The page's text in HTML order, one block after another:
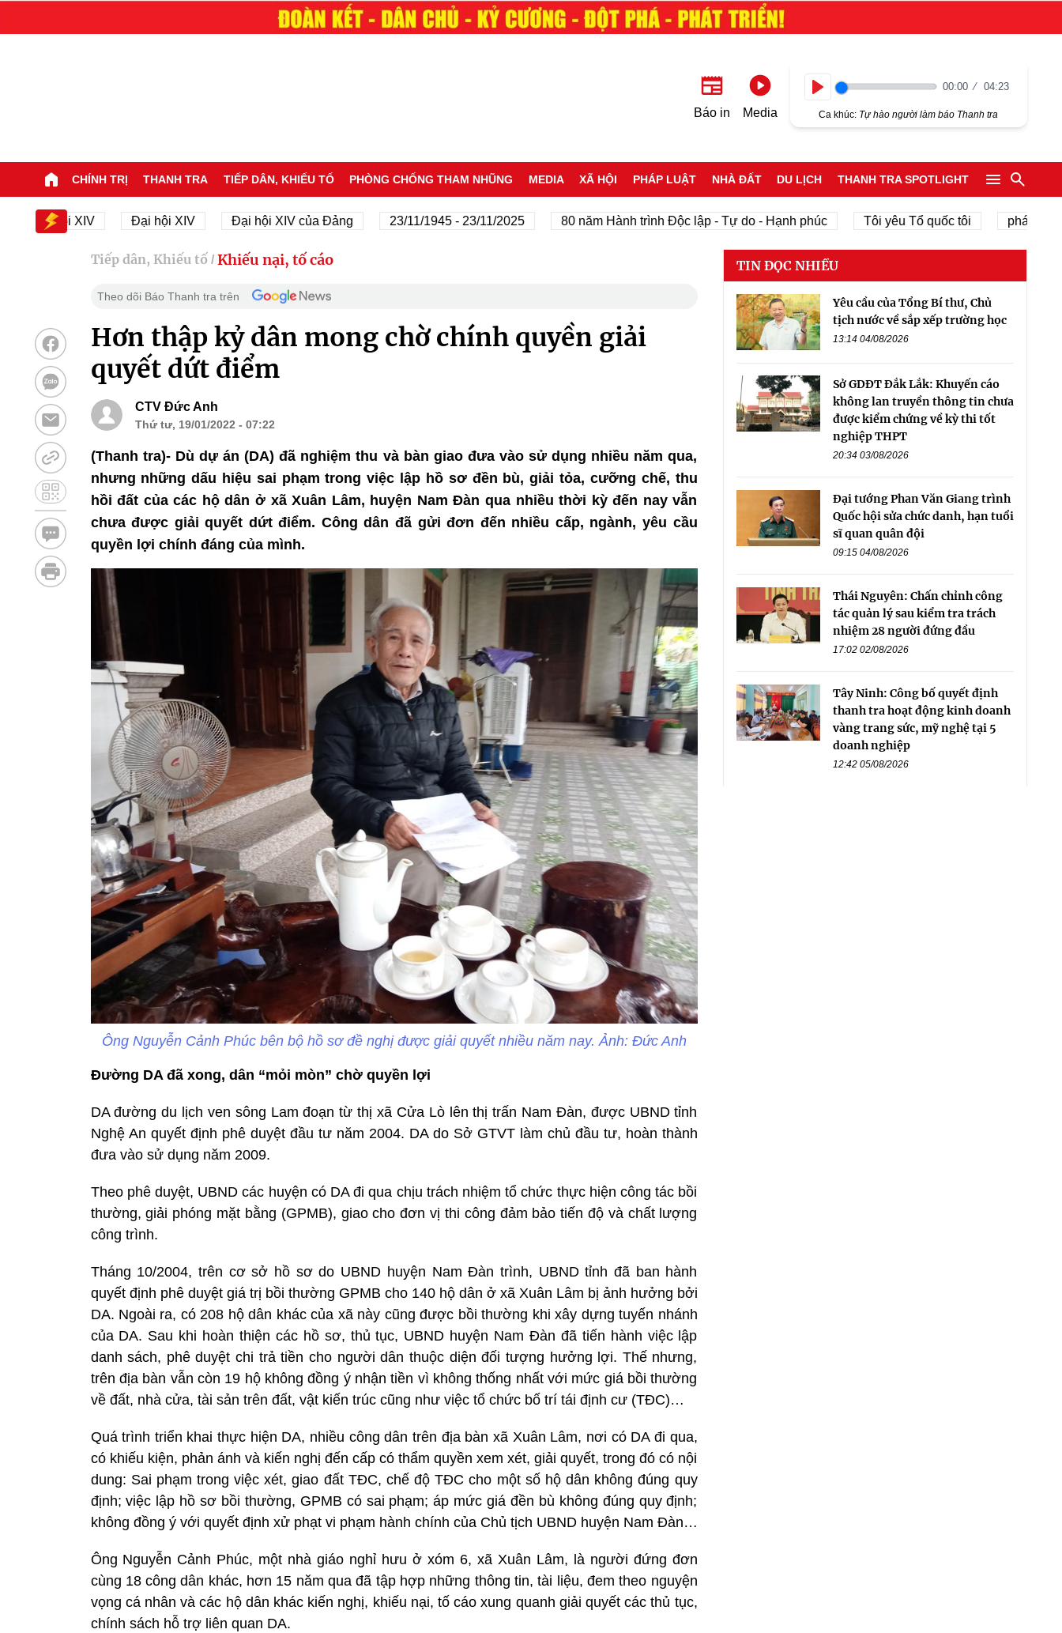
Báo in Media
00:00 04:23
Ca khúc: Tự hào người làm báo Thanh tra
CHÍNH TRỊ THANH TRA TIẾP DÂN, KHIẾU TỐ PHÒNG CHỐNG THAM NHŨNG MEDIA XÃ HỘI PHÁP LUẬT NHÀ ĐẤT DU LỊCH THANH TRA SPOTLIGHT
hội XIV Đại hội XIV Đại hội XIV của Đảng 23/11/1945 - 23/11/2025 80 năm Hành trình Độc lập - Tự do - Hạnh phúc Tôi yêu Tổ quốc tôi phát triển kinh
Tiếp dân, Khiếu tố / Khiếu nại, tố cáo
Theo dõi Báo Thanh tra trên
Hơn thập kỷ dân mong chờ chính quyền giải
quyết dứt điểm
CTV Đức Anh
Thứ tư, 19/01/2022 - 07:22
(Thanh tra)- Dù dự án (DA) đã nghiệm thu và bàn giao đưa vào sử dụng nhiều năm qua,
nhưng những dấu hiệu sai phạm trong việc lập hồ sơ đền bù, giải tỏa, cưỡng chế, thu
hồi đất của các hộ dân ở xã Xuân Lâm, huyện Nam Đàn qua nhiều thời kỳ đến nay vẫn
chưa được giải quyết dứt điểm. Công dân đã gửi đơn đến nhiều cấp, ngành, yêu cầu
quyền lợi chính đáng của mình.
Ông Nguyễn Cảnh Phúc bên bộ hồ sơ đề nghị được giải quyết nhiều năm nay. Ảnh: Đức Anh
Đường DA đã xong, dân “mỏi mòn” chờ quyền lợi
DA đường du lịch ven sông Lam đoạn từ thị xã Cửa Lò lên thị trấn Nam Đàn, được UBND tỉnh
Nghệ An quyết định phê duyệt đầu tư năm 2004. DA do Sở GTVT làm chủ đầu tư, hoàn thành
đưa vào sử dụng năm 2009.
Theo phê duyệt, UBND các huyện có DA đi qua chịu trách nhiệm tổ chức thực hiện công tác bồi
thường, giải phóng mặt bằng (GPMB), giao cho đơn vị thi công đảm bảo tiến độ và chất lượng
công trình.
Tháng 10/2004, trên cơ sở hồ sơ do UBND huyện Nam Đàn trình, UBND tỉnh đã ban hành
quyết định phê duyệt giá trị bồi thường GPMB cho 140 hộ dân ở xã Xuân Lâm bị ảnh hưởng bởi
DA. Ngoài ra, có 208 hộ dân khác của xã này cũng được bồi thường khi xây dựng tuyến nhánh
của DA. Sau khi hoàn thiện các hồ sơ, thủ tục, UBND huyện Nam Đàn đã tiến hành việc lập
danh sách, phê duyệt chi trả tiền cho người dân thuộc diện đối tượng hưởng lợi. Thế nhưng,
trên địa bàn vẫn còn 19 hộ không đồng ý nhận tiền vì không thống nhất với mức giá bồi thường
về đất, nhà cửa, tài sản trên đất, vật kiến trúc cũng như việc tổ chức bố trí tái định cư (TĐC)…
Quá trình triển khai thực hiện DA, nhiều công dân trên địa bàn xã Xuân Lâm, nơi có DA đi qua,
có khiếu kiện, phản ánh và kiến nghị đến cấp có thẩm quyền xem xét, giải quyết, trong đó có nội
dung: Sai phạm trong việc xét, giao đất TĐC, chế độ TĐC cho một số hộ dân không đúng quy
định; việc lập hồ sơ bồi thường, GPMB có sai phạm; áp mức giá đền bù không đúng quy định;
không đồng ý với quyết định xử phạt vi phạm hành chính của Chủ tịch UBND huyện Nam Đàn…
Ông Nguyễn Cảnh Phúc, một nhà giáo nghỉ hưu ở xóm 6, xã Xuân Lâm, là người đứng đơn
cùng 18 công dân khác, hơn 15 năm qua đã tập hợp những thông tin, tài liệu, đem theo nguyện
vọng cá nhân và các hộ dân khác kiến nghị, khiếu nại, tố cáo xung quanh giải quyết các thủ tục,
chính sách hỗ trợ liên quan DA.
TIN ĐỌC NHIỀU
Yêu cầu của Tổng Bí thư, Chủ
tịch nước về sắp xếp trường học
13:14 04/08/2026
Sở GDĐT Đắk Lắk: Khuyến cáo
không lan truyền thông tin chưa
được kiểm chứng về kỳ thi tốt
nghiệp THPT
20:34 03/08/2026
Đại tướng Phan Văn Giang trình
Quốc hội sửa chức danh, hạn tuổi
sĩ quan quân đội
09:15 04/08/2026
Thái Nguyên: Chấn chỉnh công
tác quản lý sau kiểm tra trách
nhiệm 28 người đứng đầu
17:02 02/08/2026
Tây Ninh: Công bố quyết định
thanh tra hoạt động kinh doanh
vàng trang sức, mỹ nghệ tại 5
doanh nghiệp
12:42 05/08/2026